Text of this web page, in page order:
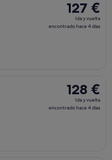
127 €
Ida
y
127 €
Ida y vuelta
encontrado hace 4 días
128 €
Ida
y
128 €
Ida y vuelta
encontrado hace 4 días